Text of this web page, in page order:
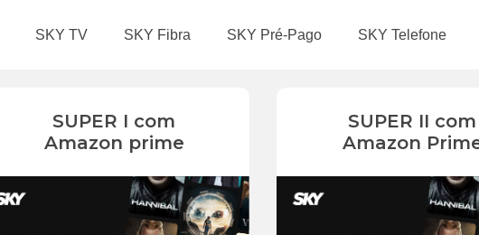
SKY TV SKY Fibra SKY Pré-Pago SKY Telefone
SUPER I com
Amazon prime
SUPER II com
Amazon